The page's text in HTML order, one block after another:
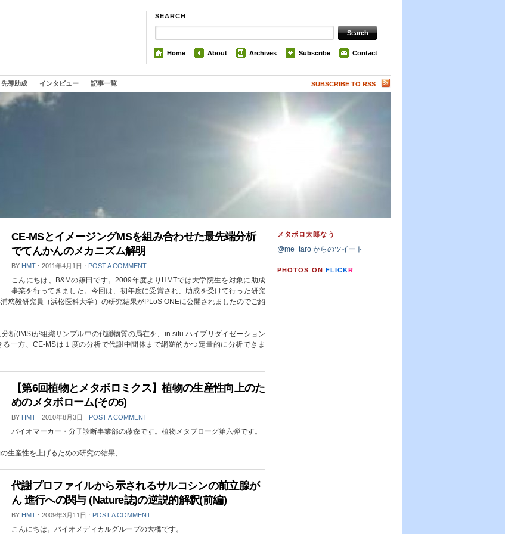
SEARCH
Home About Archives Subscribe Contact
先導助成 インタビュー 記事一覧 SUBSCRIBE TO RSS
CE-MSとイメージングMSを組み合わせた最先端分析
でてんかんのメカニズム解明
BY HMT ⋅ 2011年4月1日 ⋅ POST A COMMENT
こんにちは、B&Mの篠田です。2009年度よりHMTでは大学院生を対象に助成
事業を行ってきました。今回は、初年度に受賞され、助成を受けて行った研究
悠毅研究員（浜松医科大学）の研究結果がPLoS ONEに公開されましたのでご紹
析(IMS)が組織サンプル中の代謝物質の局在を、in situ ハイブリダイゼーション
る一方、CE-MSは１度の分析で代謝中間体まで網羅的かつ定量的に分析できま
【第6回植物とメタボロミクス】植物の生産性向上のた
めのメタボローム(その5)
BY HMT ⋅ 2010年8月3日 ⋅ POST A COMMENT
バイオマーカー・分子診断事業部の藤森です。植物メタブローグ第六弾です。
生産性を上げるための研究の結果、…
代謝プロファイルから示されるサルコシンの前立腺が
ん 進行への関与 (Nature誌)の逆説的解釈(前編)
BY HMT ⋅ 2009年3月11日 ⋅ POST A COMMENT
こんにちは。バイオメディカルグループの大橋です。
メタボロ太郎なう
@me_taro からのツイート
PHOTOS ON FLICK R